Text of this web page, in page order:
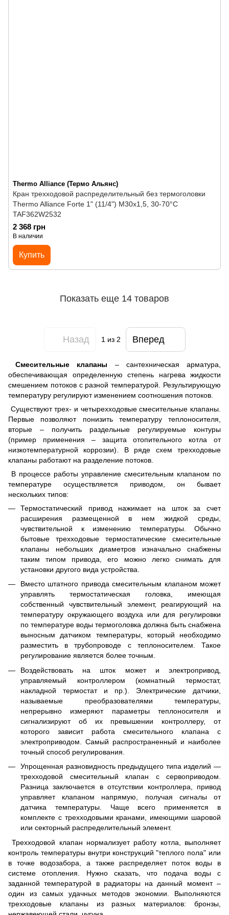
Thermo Alliance (Термо Альянс)
Кран трехходовой распределительный без термоголовки
Thermo Alliance Forte 1" (11/4") M30x1,5, 30-70°С
TAF362W2532
2 368 грн
В наличии
Купить
Показать еще 14 товаров
Назад 1 из 2 Вперед
Смесительные клапаны – сантехническая арматура,
обеспечивающая определенную степень нагрева жидкости
смешением потоков с разной температурой. Результирующую
температуру регулируют изменением соотношения потоков.
Существуют трех- и четырехходовые смесительные клапаны.
Первые позволяют понизить температуру теплоносителя,
вторые – получить раздельные регулируемые контуры
(пример применения – защита отопительного котла от
низкотемпературной коррозии). В ряде схем трехходовые
клапаны работают на разделение потоков.
В процессе работы управление смесительным клапаном по
температуре осуществляется приводом, он бывает
нескольких типов:
Термостатический привод нажимает на шток за счет
расширения размещенной в нем жидкой среды,
чувствительной к изменению температуры. Обычно
бытовые трехходовые термостатические смесительные
клапаны небольших диаметров изначально снабжены
таким типом привода, его можно легко снимать для
установки другого вида устройства.
Вместо штатного привода смесительным клапаном может
управлять термостатическая головка, имеющая
собственный чувствительный элемент, реагирующий на
температуру окружающего воздуха или для регулировки
по температуре воды термоголовка должна быть снабжена
выносным датчиком температуры, который необходимо
разместить в трубопроводе с теплоносителем. Такое
регулирование является более точным.
Воздействовать на шток может и электропривод,
управляемый контроллером (комнатный термостат,
накладной термостат и пр.). Электрические датчики,
называемые преобразователями температуры,
непрерывно измеряют параметры теплоносителя и
сигнализируют об их превышении контроллеру, от
которого зависит работа смесительного клапана с
электроприводом. Самый распространенный и наиболее
точный способ регулирования.
Упрощенная разновидность предыдущего типа изделий —
трехходовой смесительный клапан с сервоприводом.
Разница заключается в отсутствии контроллера, привод
управляет клапаном напрямую, получая сигналы от
датчика температуры. Чаще всего применяется в
комплекте с трехходовыми кранами, имеющими шаровой
или секторный распределительный элемент.
Трехходовой клапан нормализует работу котла, выполняет
контроль температуры внутри конструкций "теплого пола" или
в точке водозабора, а также распределяет поток воды в
системе отопления. Нужно сказать, что подача воды с
заданной температурой в радиаторы на данный момент –
один из самых удачных методов экономии. Выполняются
трехходовые клапаны из разных материалов: бронзы,